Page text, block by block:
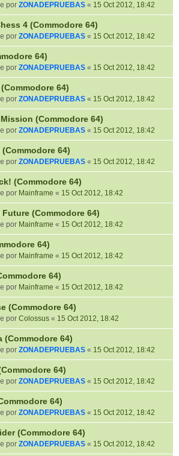
por ZONADEPRUEBAS « 15 Oct 2012, 18:42
4 (Commodore 64)
por ZONADEPRUEBAS « 15 Oct 2012, 18:42
64)
por ZONADEPRUEBAS « 15 Oct 2012, 18:42
64)
por ZONADEPRUEBAS « 15 Oct 2012, 18:42
(Commodore 64)
por ZONADEPRUEBAS « 15 Oct 2012, 18:42
64)
por ZONADEPRUEBAS « 15 Oct 2012, 18:42
(Commodore 64)
por Mainframe « 15 Oct 2012, 18:42
(Commodore 64)
por Mainframe « 15 Oct 2012, 18:42
64)
por Mainframe « 15 Oct 2012, 18:42
64)
por Mainframe « 15 Oct 2012, 18:42
(Commodore 64)
por Colossus « 15 Oct 2012, 18:42
(Commodore 64)
por ZONADEPRUEBAS « 15 Oct 2012, 18:42
64)
por ZONADEPRUEBAS « 15 Oct 2012, 18:42
64)
por ZONADEPRUEBAS « 15 Oct 2012, 18:42
(Commodore 64)
por ZONADEPRUEBAS « 15 Oct 2012, 18:42